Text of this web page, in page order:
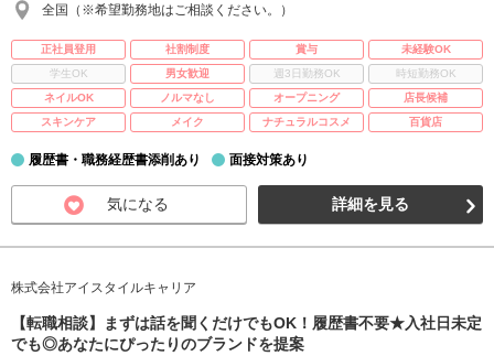
全国（※希望勤務地はご相談ください。）
正社員登用 社割制度 賞与
未経験OK
学生OK
男女歓迎 週3日勤務OK
時短勤務OK
ネイルOK
ノルマなし オープニング
店長候補
スキンケア
メイク ナチュラルコスメ 百貨店
履歴書・職務経歴書添削あり 面接対策あり
気になる 詳細を見る
株式会社アイスタイルキャリア
【転職相談】まずは話を聞くだけでもOK！履歴書不要★入社日未定
でも◎あなたにぴったりのブランドを提案